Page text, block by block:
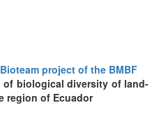
Bioteam project of the BMBF
of biological diversity of land-
region of Ecuador